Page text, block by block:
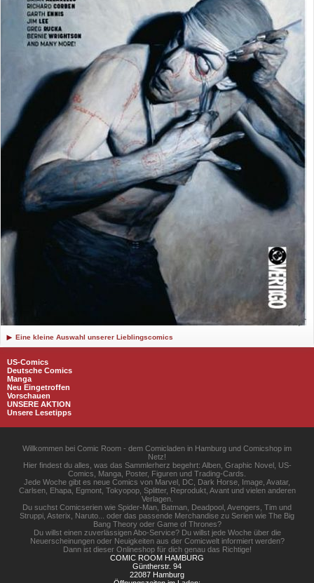
Eine kleine Auswahl unserer Lieblingscomics
US-Comics
Deutsche Comics
Manga
Neu Eingetroffen
Vorschauen
UNSERE AKTION
Unsere Lesetipps
Willkommen bei Comic Room - dem Comicladen in Hamburg und Comicshop im
Netz!
Hier findest du alles, was das Sammlerherz begehrt: Alben, Graphic Novel, US-
Comics, Manga, Poster, Figuren und Trading-Cards.
Jede Woche gibt es neue Comics von Marvel, DC, Dark Horse, Image, Avatar,
Carlsen, Ehapa, Egmont, Tokyopop, Splitter, Reprodukt, Avant und vielen anderen
Verlagen.
Du suchst Comicserien wie Spider-Man, Batman, Deadpool, Avengers, Tim und
Struppi, Asterix, Naruto... oder das passende Merchandise zu Serien wie The Big
Bang Theory oder Game of Thrones?
Du willst einen zuverlässigen Abo-Service? Du willst jede Woche über die
Neuerscheinungen oder Neuigkeiten aus der Comicwelt informiert werden?
Dann ist dieser Onlineshop für dich genau das Richtige!
COMIC ROOM HAMBURG
Güntherstr. 94
22087 Hamburg